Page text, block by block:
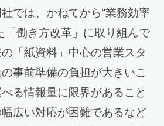
では、かねてから“業務効率
「働き方改革」に取り組んで
「紙資料」中心の営業スタ
事前準備の負担が大きいこ
る情報量に限界があること
広い対応が困難であるなど